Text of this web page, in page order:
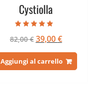
Cystiolla
4.67
su 5
82,00€ Il
originale
era:
39,00€Il
attuale
è:
Aggiungi al carrello